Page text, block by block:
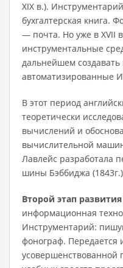
XIX в.).
бухгалтерская книга.
— почта. Но уже в XVII
инструментальные
дальнейшем
автоматизированные
В этот период
теоретически
вычислений и
вычислительной
Лавлейс разработала
шины Бэббиджа (1843г.)
Второй этап
информационная
Инструментарий:
фонограф.
усовершенст­вованной